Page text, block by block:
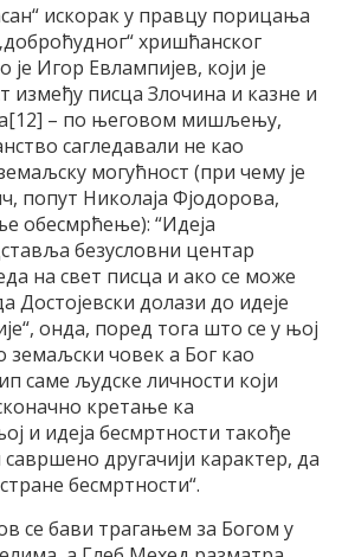
искорак у правцу порицања
хришћанског
Игор Евлампијев, који је
између писца Злочина и казне и
– по његовом мишљењу,
сагледавали не као
могућност (при чему је
попут Николаја Фјодорова,
обесмрћење): “Идеја
безусловни центар
на свет писца и ако се може
Достојевски долази до идеје
онда, поред тога што се у њој
земаљски човек а Бог као
саме људске личности који
кретање ка
и идеја бесмртности такође
другачији карактер, да
бесмртности“.
се бави трагањем за Богом у